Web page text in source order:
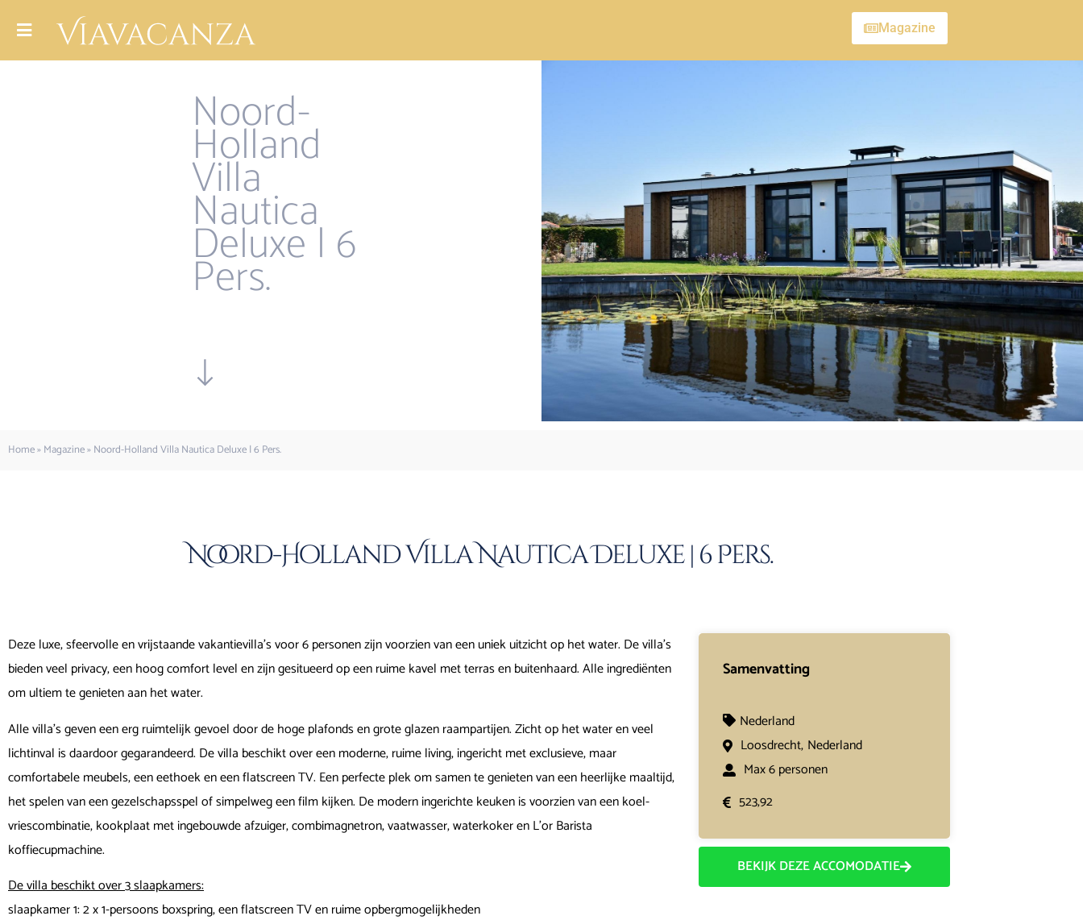
Magazine
Noord-
Holland
Villa
Nautica
Deluxe | 6
Pers.
Home»Magazine»Noord-Holland Villa Nautica Deluxe | 6 Pers.
Noord-Holland Villa Nautica Deluxe | 6 Pers.
Deze luxe, sfeervolle en vrijstaande vakantievilla’s voor 6 personen zijn voorzien van een uniek uitzicht op het water. De villa’s
bieden veel privacy, een hoog comfort level en zijn gesitueerd op een ruime kavel met terras en buitenhaard. Alle ingrediënten
om ultiem te genieten aan het water.
Alle villa’s geven een erg ruimtelijk gevoel door de hoge plafonds en grote glazen raampartijen. Zicht op het water en veel
lichtinval is daardoor gegarandeerd. De villa beschikt over een moderne, ruime living, ingericht met exclusieve, maar
comfortabele meubels, een eethoek en een flatscreen TV. Een perfecte plek om samen te genieten van een heerlijke maaltijd,
het spelen van een gezelschapsspel of simpelweg een film kijken. De modern ingerichte keuken is voorzien van een koel-
vriescombinatie, kookplaat met ingebouwde afzuiger, combimagnetron, vaatwasser, waterkoker en L’or Barista
koffiecupmachine.
De villa beschikt over 3 slaapkamers:
slaapkamer 1: 2 x 1-persoons boxspring, een flatscreen TV en ruime opbergmogelijkheden
Samenvatting
Nederland
Loosdrecht, Nederland
Max 6 personen
523,92
BEKIJK DEZE ACCOMODATIE